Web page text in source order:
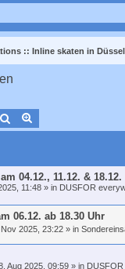
:: Inline skaten in
Suche
04.12., 11.12. & 18.12.
11:48 » in DUSFOR
06.12. ab 18.30 Uhr
Nov 2025, 23:22 » in
Aug 2025, 09:59 » in DUSFOR